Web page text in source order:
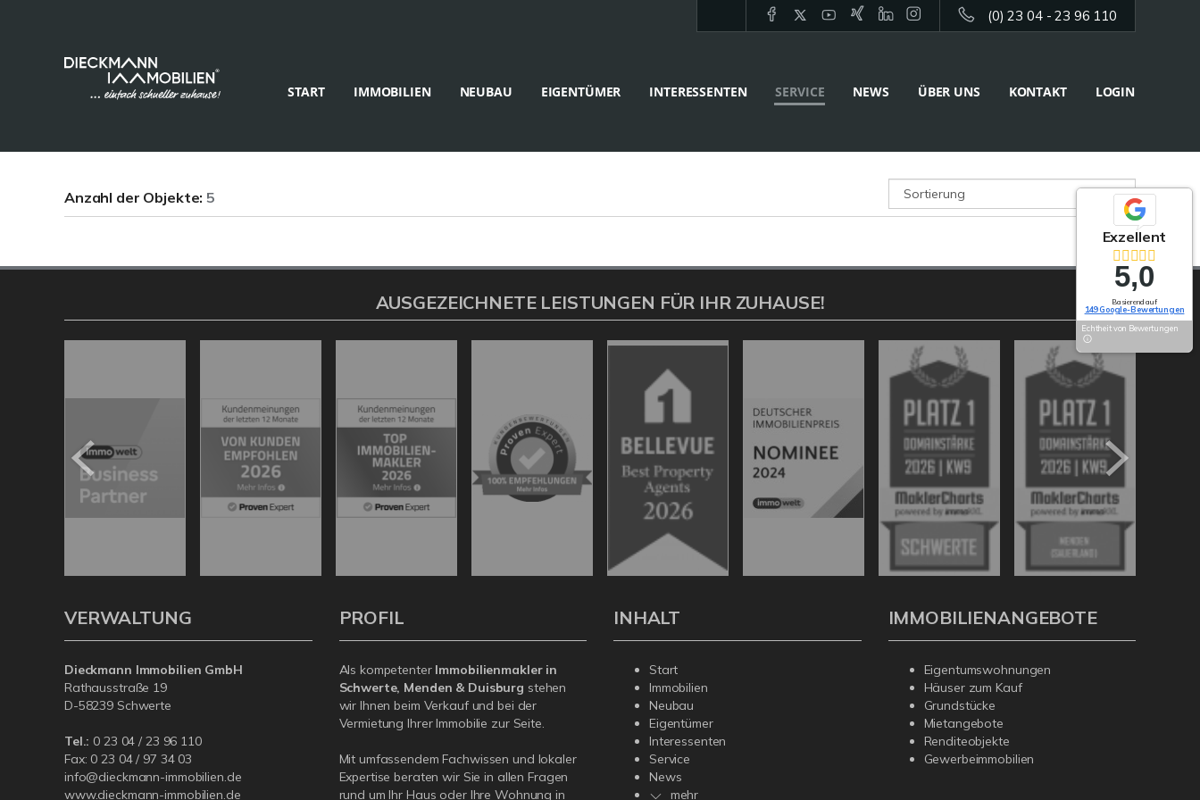
(0) 23 04 - 23 96 110
START IMMOBILIEN NEUBAU EIGENTÜMER INTERESSENTEN SERVICE NEWS ÜBER UNS KONTAKT LOGIN
Anzahl der Objekte:5
Exzellent
5,0
Basierend auf
149 Google-Bewertungen
Echtheit von Bewertungen
AUSGEZEICHNETE LEISTUNGEN FÜR IHR ZUHAUSE!
VERWALTUNG
Dieckmann Immobilien GmbH
Rathausstraße 19
D-58239 Schwerte
Tel.: 0 23 04 / 23 96 110
Fax: 0 23 04 / 97 34 03
info@dieckmann-immobilien.de
www.dieckmann-immobilien.de
PROFIL
Als kompetenter Immobilienmakler in
Schwerte, Menden & Duisburg stehen
wir Ihnen beim Verkauf und bei der
Vermietung Ihrer Immobilie zur Seite.
Mit umfassendem Fachwissen und lokaler
Expertise beraten wir Sie in allen Fragen
rund um Ihr Haus oder Ihre Wohnung in
INHALT
Start
Immobilien
Neubau
Eigentümer
Interessenten
Service
News
mehr
IMMOBILIENANGEBOTE
Eigentumswohnungen
Häuser zum Kauf
Grundstücke
Mietangebote
Renditeobjekte
Gewerbeimmobilien